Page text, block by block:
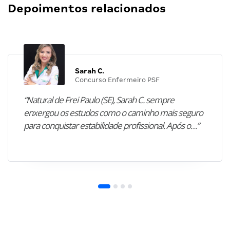
Depoimentos relacionados
Sarah C.
Concurso Enfermeiro PSF
“Natural de Frei Paulo (SE), Sarah C. sempre
enxergou os estudos como o caminho mais seguro
para conquistar estabilidade profissional. Após o…”